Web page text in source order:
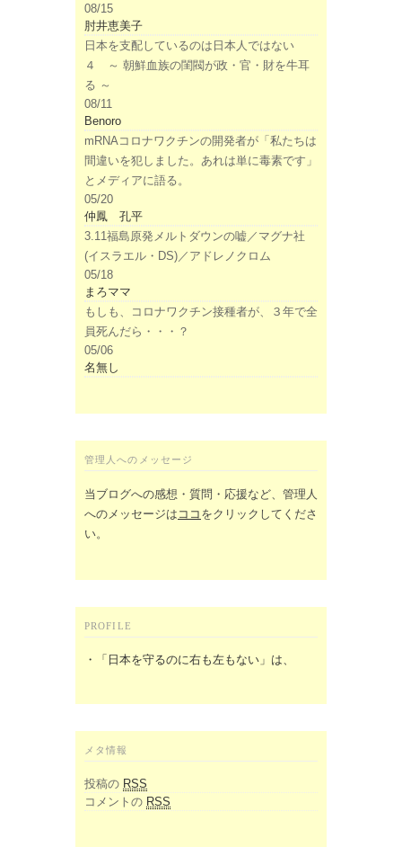
08/15
肘井恵美子
日本を支配しているのは日本人ではない
４ ～ 朝鮮血族の閨閥が政・官・財を牛耳
る ～
08/11
Benoro
mRNAコロナワクチンの開発者が「私たちは
間違いを犯しました。あれは単に毒素です」
とメディアに語る。
05/20
仲鳳 孔平
3.11福島原発メルトダウンの嘘／マグナ社
(イスラエル・DS)／アドレノクロム
05/18
まろママ
もしも、コロナワクチン接種者が、３年で全
員死んだら・・・？
05/06
名無し
管理人へのメッセージ
当ブログへの感想・質問・応援など、管理人
へのメッセージは ココ をクリックしてくださ
い。
PROFILE
・ 「日本を守るのに右も左もない」は、
メタ情報
投稿の RSS
コメントの RSS